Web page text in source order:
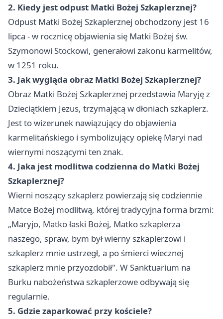
2. Kiedy jest odpust Matki Bożej Szkaplerznej?
Odpust Matki Bożej Szkaplerznej obchodzony jest 16
lipca - w rocznicę objawienia się Matki Bożej św.
Szymonowi Stockowi, generałowi zakonu karmelitów,
w 1251 roku.
3. Jak wygląda obraz Matki Bożej Szkaplerznej?
Obraz Matki Bożej Szkaplerznej przedstawia Maryję z
Dzieciątkiem Jezus, trzymającą w dłoniach szkaplerz.
Jest to wizerunek nawiązujący do objawienia
karmelitańskiego i symbolizujący opiekę Maryi nad
wiernymi noszącymi ten znak.
4. Jaka jest modlitwa codzienna do Matki Bożej
Szkaplerznej?
Wierni noszący szkaplerz powierzają się codziennie
Matce Bożej modlitwą, której tradycyjna forma brzmi:
„Maryjo, Matko łaski Bożej, Matko szkaplerza
naszego, spraw, bym był wierny szkaplerzowi i
szkaplerz mnie ustrzegł, a po śmierci wiecznej
szkaplerz mnie przyozdobił". W Sanktuarium na
Burku nabożeństwa szkaplerzowe odbywają się
regularnie.
5. Gdzie zaparkować przy kościele?